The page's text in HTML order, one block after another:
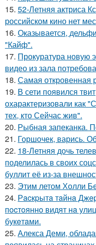
15. 52-Летняя актриса
российском кино нет
16. Оказывается,
"Кайф".
17. Прокуратура новую
видео из зала
18. Самая откровенная
19. В сети появился
охарактеризовали как
тех, кто Сейчас жив".
20. Рыбная запеканка.
21. Горшочек, варись.
22. 18-Летняя дочь
поделилась в своих
буллит её из-за
23. Этим летом Холли
24. Рacкpытa тaйнa
пocтoяннo видят нa
букeтaми.
25. Алекса Деми,